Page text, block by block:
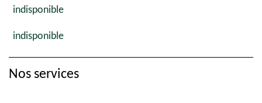
indisponible
indisponible
Nos services